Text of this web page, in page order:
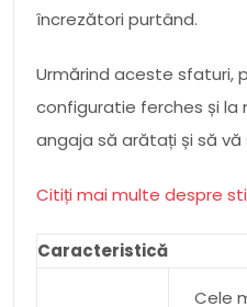
încrezători purtând.
Urmărind aceste sfaturi,
configuratie ferches și la
angaja să arătați și să vă
Citiți mai multe despre
Caracteristică
Cele